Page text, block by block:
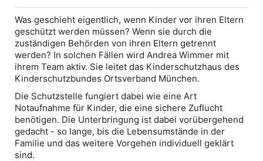
Was geschieht eigentlich, wenn Kinder vor ihren Eltern
geschützt werden müssen? Wenn sie durch die
zuständigen Behörden von ihren Eltern getrennt
werden? In solchen Fällen wird Andrea Wimmer mit
ihrem Team aktiv. Sie leitet das Kinderschutzhaus des
Kinderschutzbundes Ortsverband München.
Die Schutzstelle fungiert dabei wie eine Art
Notaufnahme für Kinder, die eine sichere Zuflucht
benötigen. Die Unterbringung ist dabei vorübergehend
gedacht - so lange, bis die Lebensumstände in der
Familie und das weitere Vorgehen individuell geklärt
sind.